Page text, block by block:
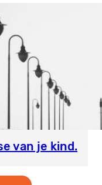
van je kind.